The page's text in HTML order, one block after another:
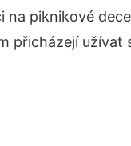
piknikové
přicházejí užívat